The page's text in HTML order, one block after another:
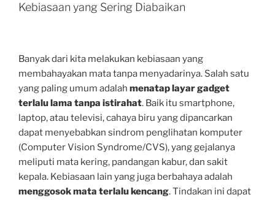
Kebiasaan yang Sering Diabaikan
Banyak dari kita melakukan kebiasaan yang
membahayakan mata tanpa menyadarinya. Salah satu
yang paling umum adalah menatap layar gadget
terlalu lama tanpa istirahat. Baik itu smartphone,
laptop, atau televisi, cahaya biru yang dipancarkan
dapat menyebabkan sindrom penglihatan komputer
(Computer Vision Syndrome/CVS), yang gejalanya
meliputi mata kering, pandangan kabur, dan sakit
kepala. Kebiasaan lain yang juga berbahaya adalah
menggosok mata terlalu kencang. Tindakan ini dapat